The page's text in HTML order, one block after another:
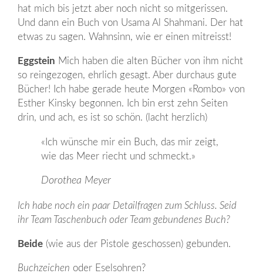
hat mich bis jetzt aber noch nicht so mitgerissen.
Und dann ein Buch von Usama Al Shahmani. Der hat
etwas zu sagen. Wahnsinn, wie er einen mitreisst!
Eggstein Mich haben die alten Bücher von ihm nicht
so reingezogen, ehrlich gesagt. Aber durchaus gute
Bücher! Ich habe gerade heute Morgen «Rombo» von
Esther Kinsky begonnen. Ich bin erst zehn Seiten
drin, und ach, es ist so schön. (lacht herzlich)
«Ich wünsche mir ein Buch, das mir zeigt,
wie das Meer riecht und schmeckt.»
Dorothea Meyer
Ich habe noch ein paar Detailfragen zum Schluss. Seid
ihr Team Taschenbuch oder Team gebundenes Buch?
Beide (wie aus der Pistole geschossen) gebunden.
Buchzeichen oder Eselsohren?